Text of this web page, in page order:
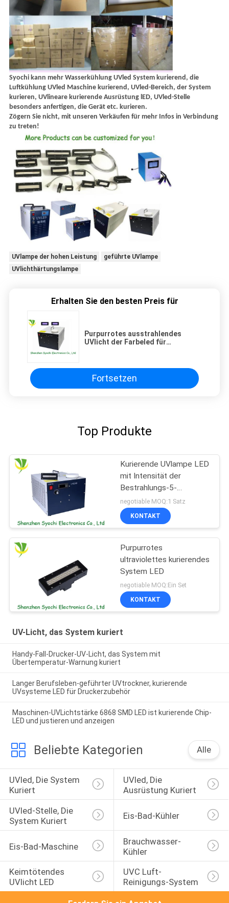
Syochi kann mehr Wasserkühlung UVled System kurierend, die
Luftkühlung UVled Maschine kurierend, UVled-Bereich, der System
kurieren, UVlineare kurierende Ausrüstung lED, UVled-Stelle
besonders anfertigen, die Gerät etc. kurieren.
Zögern Sie nicht, mit unseren Verkäufen für mehr Infos in Verbindung
zu treten!
UVlampe der hohen Leistung
geführte UVlampe
UVlichthärtungslampe
Erhalten Sie den besten Preis für
Purpurrotes ausstrahlendes
UVlicht der Farbeled für
Fortsetzen
Top Produkte
Kurierende UVlampe LED
mit Intensität der
Bestrahlungs-5-
12w/Cm2
negotiable MOQ:1 Satz
KONTAKT
Purpurrotes
ultraviolettes kurierendes
System LED
negotiable MOQ:Ein Set
KONTAKT
UV-Licht, das System kuriert
Handy-Fall-Drucker-UV-Licht, das System mit
Übertemperatur-Warnung kuriert
Langer Berufsleben-geführter UVtrockner, kurierende
UVsysteme LED für Druckerzubehör
Maschinen-UVLichtstärke 6868 SMD LED ist kurierende Chip-
LED und justieren und anzeigen
Beliebte Kategorien Alle
UVled, Die System
Kuriert
UVled, Die
Ausrüstung Kuriert
UVled-Stelle, Die
System Kuriert
Eis-Bad-Kühler
Eis-Bad-Maschine
Brauchwasser-
Kühler
Keimtötendes
UVlicht LED
UVC Luft-
Reinigungs-System